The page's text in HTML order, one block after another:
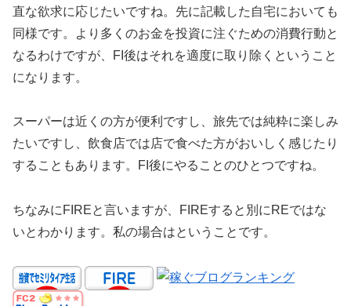
直な欲求に応じたいですね。先に記載した自宅においても
同様です。より多くのお金を投資に注ぐための消費行動と
なるわけですが、FI後はそれを適度に取り除くということ
になります。
スーパーは近くの方が便利ですし、旅先では純粋に楽しみ
たいですし、飲食店では店で食べた方がおいしく感じたり
することもあります。FI後にやることのひとつですね。
ちなみにFIREと言いますが、FIREすると別にREではな
いとわかります。私の場合はということです。